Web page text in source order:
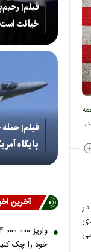
فیلم|
خیانت
پایگاه
آخرین
خود را چک